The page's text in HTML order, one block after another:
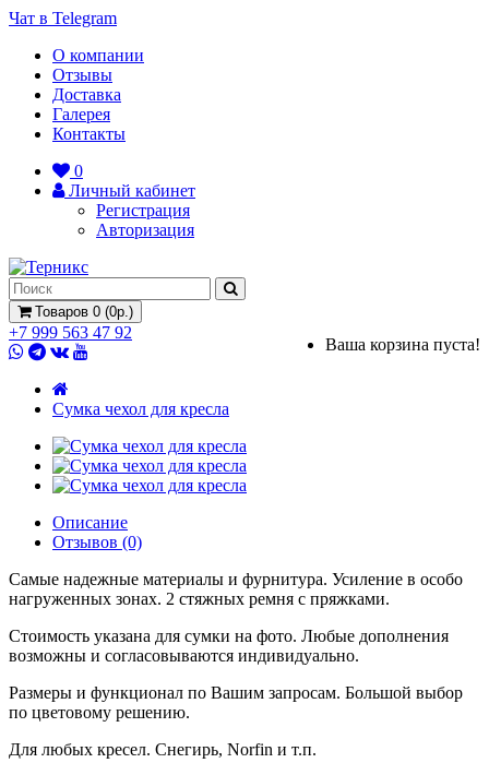
Чат в Telegram
О компании
Отзывы
Доставка
Галерея
Контакты
0
Личный кабинет
Регистрация
Авторизация
Товаров 0 (0р.)
Ваша корзина пуста!
+7 999 563 47 92
Сумка чехол для кресла
Описание
Отзывов (0)
Самые надежные материалы и фурнитура. Усиление в особо
нагруженных зонах. 2 стяжных ремня с пряжками.
Стоимость указана для сумки на фото. Любые дополнения
возможны и согласовываются индивидуально.
Размеры и функционал по Вашим запросам. Большой выбор
по цветовому решению.
Для любых кресел. Снегирь, Norfin и т.п.